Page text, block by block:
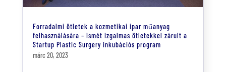
Forradalmi ötletek a kozmetikai ipar műanyag
felhasználására – ismét izgalmas ötletekkel zárult a
Startup Plastic Surgery inkubációs program
márc 20, 2023